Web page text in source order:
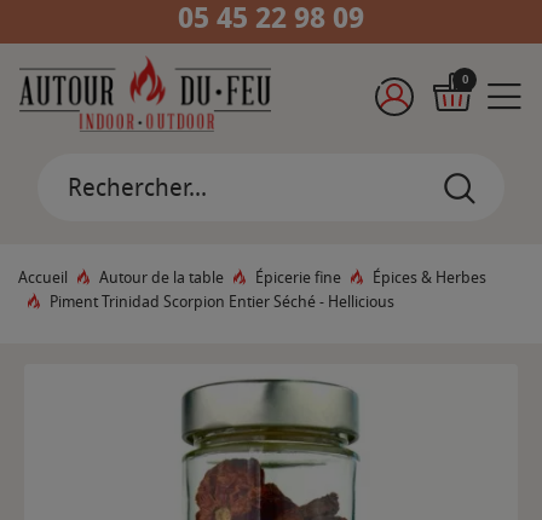
05 45 22 98 09
0
Accueil Autour de la table Épicerie fine
Épices & Herbes
Piment Trinidad Scorpion Entier Séché - Hellicious